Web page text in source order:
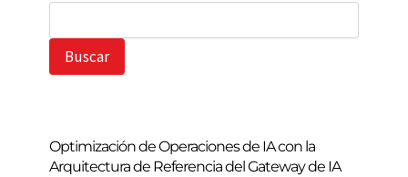
B
s
Buscar
Optimización de Operaciones de IA con la
Arquitectura de Referencia del Gateway de IA